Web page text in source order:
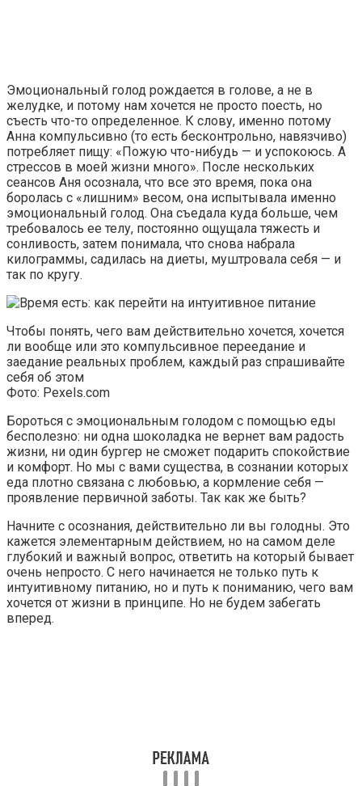
Эмоциональный голод рождается в голове, а не в
желудке, и потому нам хочется не просто поесть, но
съесть что-­­то определенное. К слову, именно потому
Анна компульсивно (то есть бесконтрольно, навязчиво)
потребляет пищу: «Пожую что-нибудь — и успокоюсь. А
стрессов в моей жизни много». После нескольких
сеансов Аня осознала, что все это время, пока она
боролась с «лишним» весом, она испытывала именно
эмоциональный голод. Она съедала куда больше, чем
требовалось ее телу, постоянно ощущала тяжесть и
сонливость, затем понимала, что снова набрала
килограммы, садилась на диеты, муштровала себя — и
так по кругу.
Чтобы понять, чего вам действительно хочется, хочется
ли вообще или это компульсивное переедание и
заедание реальных проблем, каждый раз спрашивайте
себя об этом
Фото: Pexels.com
Бороться с эмоциональным голодом с помощью еды
бесполезно: ни одна шоколадка не вернет вам радость
жизни, ни один бургер не сможет подарить спокойствие
и комфорт. Но мы с вами существа, в сознании которых
еда плотно связана с любовью, а кормление себя —
проявление первичной заботы. Так как же быть?
Начните с осознания, действительно ли вы голодны. Это
кажется элементарным действием, но на самом деле
глубокий и важный вопрос, ответить на который бывает
очень непросто. С него начинается не только путь к
интуитивному питанию, но и путь к пониманию, чего вам
хочется от жизни в принципе. Но не будем забегать
вперед.